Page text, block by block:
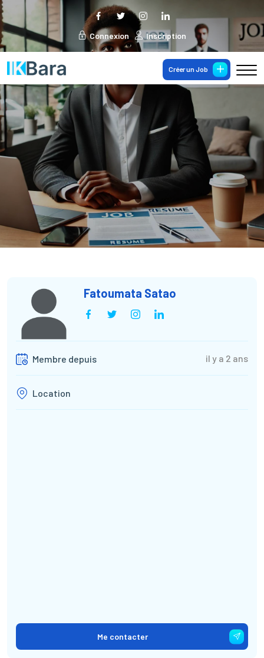
Connexion Inscription
Créer un Job
Fatoumata Satao
Membre depuis il y a 2 ans
Location
Me contacter